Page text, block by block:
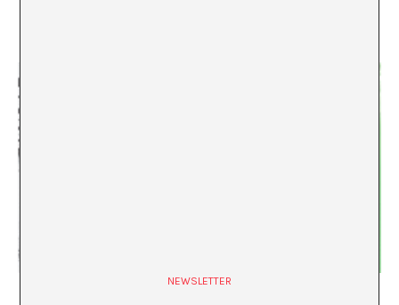
Whitney Biennial o ¿Qué le pasa al Arte (Norte)
NEWSLETTER